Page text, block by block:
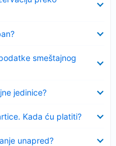
smeštajnog
jedinice?
Kada ću platiti?
unapred?